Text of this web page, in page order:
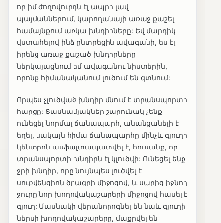
որ իմ ժողովուրդն էլ ապրի լավ
պայմաններում, կարողանայի առաջ քաշել
համայնքում առկա խնդիրները: Եվ մարդիկ
վստահելով ինձ ընտրեցին ավագանի, ես էլ
իրենց առաջ քաշած խնդիրները
ներկայացնում եմ ավագանու նիստերին,
որոնք հիմանականում լուծում են գտնում:
Որպես չլուծված խնդիր մնում է տրանսպորտի
հարցը: Տասնամյակներ շարունակ չենք
ունեցել նորմալ ճանապարհ, անանցանելի է
եղել, սակայն հիմա ճանապարհը մինչև գյուղի
կենտրոն ասֆալտապատվել է, հուսանք, որ
տրանսպորտի խնդիրն էլ կլուծվի: Ունեցել ենք
ջրի խնդիր, որը նույնպես լուծվել է
սուբվենցիոն ծրագրի միջոցով, և սարից իջնող
ջուրը նոր խողովակաշարերի միջոցով հասել է
գյուղ: Մասնակի վերանորոգնել են նաև գյուղի
ներսի խողովակաշարերը, մաքրվել են